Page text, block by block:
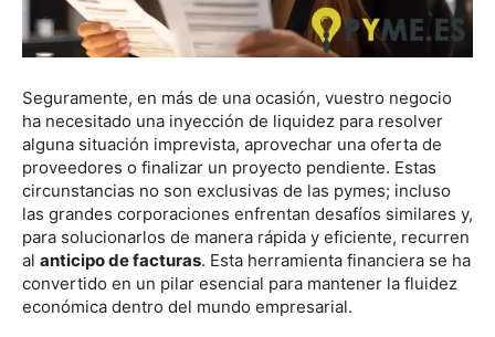
Seguramente, en más de una ocasión, vuestro negocio
ha necesitado una inyección de liquidez para resolver
alguna situación imprevista, aprovechar una oferta de
proveedores o finalizar un proyecto pendiente. Estas
circunstancias no son exclusivas de las pymes; incluso
las grandes corporaciones enfrentan desafíos similares y,
para solucionarlos de manera rápida y eficiente, recurren
al anticipo de facturas. Esta herramienta financiera se ha
convertido en un pilar esencial para mantener la fluidez
económica dentro del mundo empresarial.